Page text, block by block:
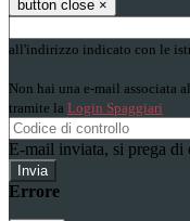
button close ×
all'indirizzo indicato con le
Non hai una e-mail associata
tramite la Login Spaggiari
E-mail inviata, si prega di
Errore